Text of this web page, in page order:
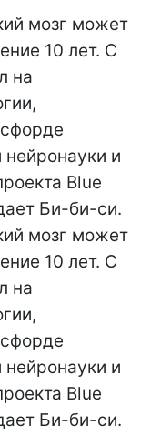
мозг может
10 лет. С
на
и
Blue
Би-би-си.
мозг может
10 лет. С
на
и
Blue
Би-би-си.